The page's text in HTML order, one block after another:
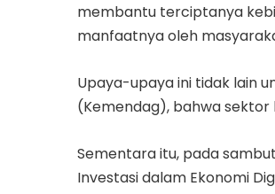
membantu terciptanya
manfaatnya oleh
Upaya-upaya ini tidak lain
(Kemendag), bahwa sektor
Sementara itu, pada
Investasi dalam Ekonomi